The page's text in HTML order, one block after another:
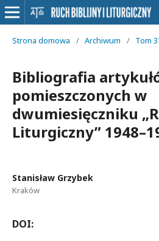
Strona domowa / Archiwum / Tom
Bibliografia
pomieszczonych w
dwumiesięczniku
Liturgiczny”
Stanisław Grzybek
Kraków
DOI: